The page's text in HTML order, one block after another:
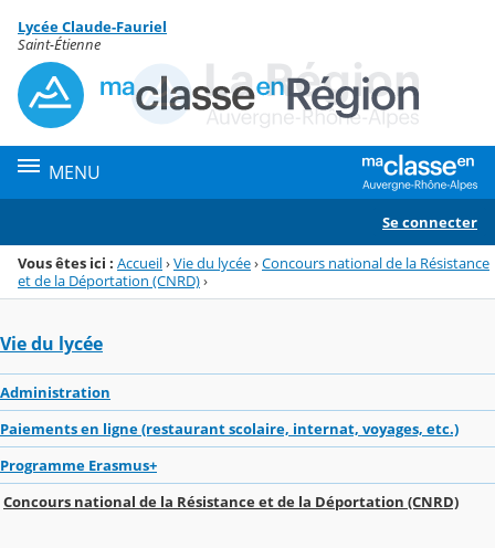
Menu de la rubrique
Contenu
Lycée Claude-Fauriel
Saint-Étienne
MENU
Se connecter
Vous êtes ici : Accueil›Vie du lycée›Concours national de la Résistance
et de la Déportation (CNRD)›
Vie du lycée
Administration
Paiements en ligne (restaurant scolaire, internat, voyages, etc.)
Programme Erasmus+
Concours national de la Résistance et de la Déportation (CNRD)